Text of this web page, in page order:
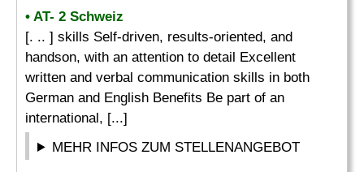
• AT- 2 Schweiz
[. .. ] skills Self-driven, results-oriented, and
handson, with an attention to detail Excellent
written and verbal communication skills in both
German and English Benefits Be part of an
international, [...]
MEHR INFOS ZUM STELLENANGEBOT